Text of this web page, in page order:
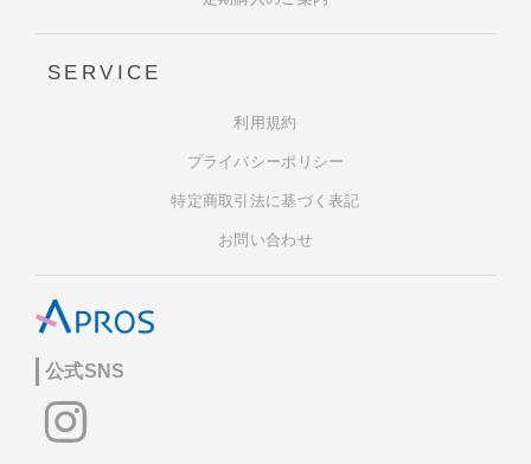
公式SNS
SERVICE
利用規約
プライバシーポリシー
特定商取引法に基づく表記
お問い合わせ